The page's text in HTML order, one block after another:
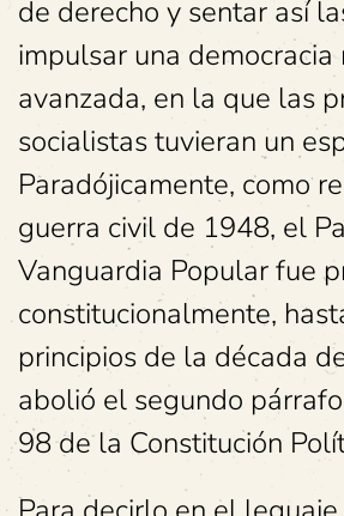
de derecho y sentar así
impulsar una democracia
avanzada, en la que las
socialistas tuvieran un
Paradójicamente, como
guerra civil de 1948, el
Vanguardia Popular fue
constitucionalmente,
principios de la década
abolió el segundo
98 de la Constitución